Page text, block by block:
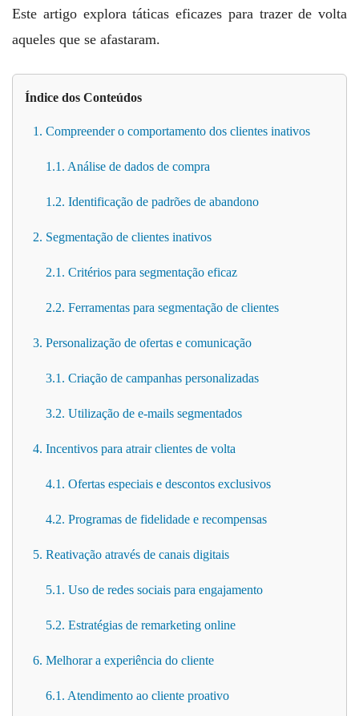
Este artigo explora táticas eficazes para trazer de volta
aqueles que se afastaram.
Índice dos Conteúdos
1. Compreender o comportamento dos clientes inativos
1.1. Análise de dados de compra
1.2. Identificação de padrões de abandono
2. Segmentação de clientes inativos
2.1. Critérios para segmentação eficaz
2.2. Ferramentas para segmentação de clientes
3. Personalização de ofertas e comunicação
3.1. Criação de campanhas personalizadas
3.2. Utilização de e-mails segmentados
4. Incentivos para atrair clientes de volta
4.1. Ofertas especiais e descontos exclusivos
4.2. Programas de fidelidade e recompensas
5. Reativação através de canais digitais
5.1. Uso de redes sociais para engajamento
5.2. Estratégias de remarketing online
6. Melhorar a experiência do cliente
6.1. Atendimento ao cliente proativo